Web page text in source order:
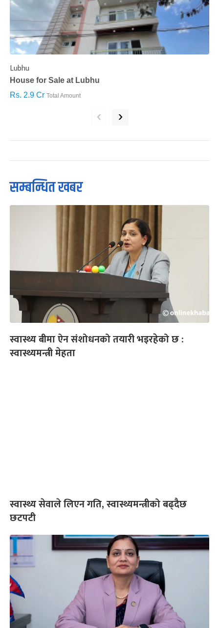
Lubhu
House for Sale at Lubhu
Rs. 2.9 Cr Total Amount
‹ ›
सम्बन्धित खबर
स्वास्थ्य बीमा ऐन संशोधनको तयारी भइरहेको छ :
स्वास्थ्यमन्त्री मेहता
स्वास्थ्य सेवाले लिएन गति, स्वास्थ्यमन्त्रीको बढ्दैछ
छटपटी